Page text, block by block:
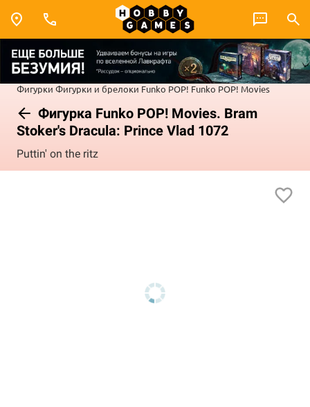
Фигурки Фигурки и брелоки Funko POP! Funko POP! Movies
Фигурка Funko POP! Movies. Bram
Stoker's Dracula: Prince Vlad 1072
Puttin' on the ritz